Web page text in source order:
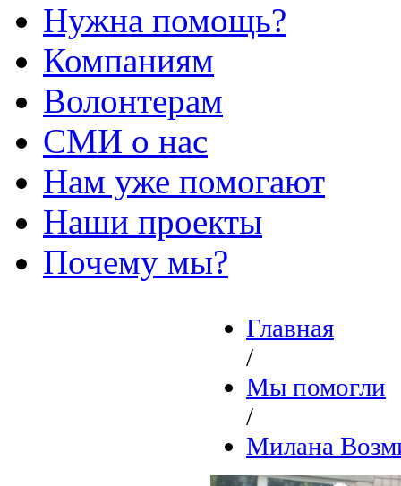
Нужна помощь?
Компаниям
Волонтерам
СМИ о нас
Нам уже помогают
Наши проекты
Почему мы?
Главная
/
Мы помогли
/
Милана